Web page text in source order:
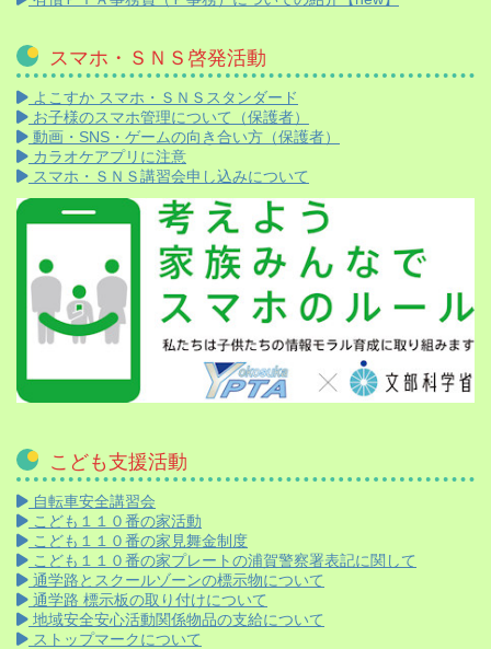
スマホ・ＳＮＳ啓発活動
よこすか スマホ・ＳＮＳスタンダード
お子様のスマホ管理について（保護者）
動画・SNS・ゲームの向き合い方（保護者）
カラオケアプリに注意
スマホ・ＳＮＳ講習会申し込みについて
こども支援活動
自転車安全講習会
こども１１０番の家活動
こども１１０番の家見舞金制度
こども１１０番の家プレートの浦賀警察署表記に関して
通学路とスクールゾーンの標示物について
通学路 標示板の取り付けについて
地域安全安心活動関係物品の支給について
ストップマークについて